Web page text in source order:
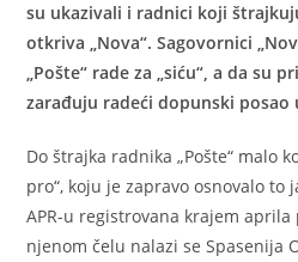
su ukazivali i radnici koji
otkriva „Nova“. Sagovornici
„Pošte“ rade za „siću“, a da su
zarađuju radeći dopunski
Do štrajka radnika „Pošte“ malo
pro“, koju je zapravo osnovalo to
APR-u registrovana krajem aprila
njenom čelu nalazi se Spasenija